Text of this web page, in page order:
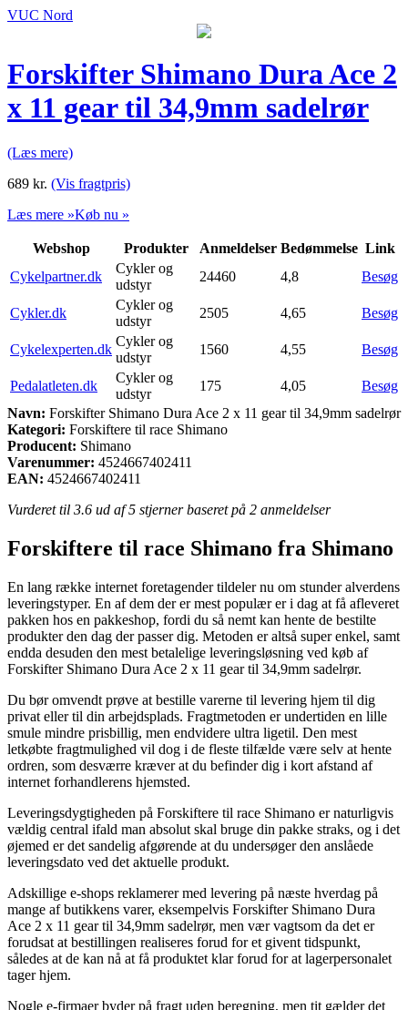
VUC Nord
Forskifter Shimano Dura Ace 2
x 11 gear til 34,9mm sadelrør
(Læs mere)
689 kr. (Vis fragtpris)
Læs mere »Køb nu »
Webshop Produkter Anmeldelser Bedømmelse Link
Cykelpartner.dk
Cykler og
udstyr
24460 4,8 Besøg
Cykler.dk
Cykler og
udstyr
2505 4,65 Besøg
Cykelexperten.dk
Cykler og
udstyr
1560 4,55 Besøg
Pedalatleten.dk
Cykler og
udstyr
175 4,05
Besøg
Navn: Forskifter Shimano Dura Ace 2 x 11 gear til 34,9mm sadelrør
Kategori: Forskiftere til race Shimano
Producent: Shimano
Varenummer: 4524667402411
EAN: 4524667402411
Vurderet til 3.6 ud af 5 stjerner baseret på 2 anmeldelser
Forskiftere til race Shimano fra Shimano
En lang række internet foretagender tildeler nu om stunder alverdens
leveringstyper. En af dem der er mest populær er i dag at få afleveret
pakken hos en pakkeshop, fordi du så nemt kan hente de bestilte
produkter den dag der passer dig. Metoden er altså super enkel, samt
endda desuden den mest betalelige leveringsløsning ved køb af
Forskifter Shimano Dura Ace 2 x 11 gear til 34,9mm sadelrør.
Du bør omvendt prøve at bestille varerne til levering hjem til dig
privat eller til din arbejdsplads. Fragtmetoden er undertiden en lille
smule mindre prisbillig, men endvidere ultra ligetil. Den mest
letkøbte fragtmulighed vil dog i de fleste tilfælde være selv at hente
ordren, som desværre kræver at du befinder dig i kort afstand af
internet forhandlerens hjemsted.
Leveringsdygtigheden på Forskiftere til race Shimano er naturligvis
vældig central ifald man absolut skal bruge din pakke straks, og i det
øjemed er det sandelig afgørende at du undersøger den anslåede
leveringsdato ved det aktuelle produkt.
Adskillige e-shops reklamerer med levering på næste hverdag på
mange af butikkens varer, eksempelvis Forskifter Shimano Dura
Ace 2 x 11 gear til 34,9mm sadelrør, men vær vagtsom da det er
forudsat at bestillingen realiseres forud for et givent tidspunkt,
således at de kan nå at få produktet klar forud for at lagerpersonalet
tager hjem.
Nogle e-firmaer byder på fragt uden beregning, men tit gælder det